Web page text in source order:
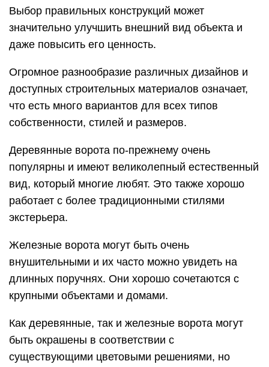
Выбор правильных конструкций может
значительно улучшить внешний вид объекта и
даже повысить его ценность.
Огромное разнообразие различных дизайнов и
доступных строительных материалов означает,
что есть много вариантов для всех типов
собственности, стилей и размеров.
Деревянные ворота по-прежнему очень
популярны и имеют великолепный естественный
вид, который многие любят. Это также хорошо
работает с более традиционными стилями
экстерьера.
Железные ворота могут быть очень
внушительными и их часто можно увидеть на
длинных поручнях. Они хорошо сочетаются с
крупными объектами и домами.
Как деревянные, так и железные ворота могут
быть окрашены в соответствии с
существующими цветовыми решениями, но